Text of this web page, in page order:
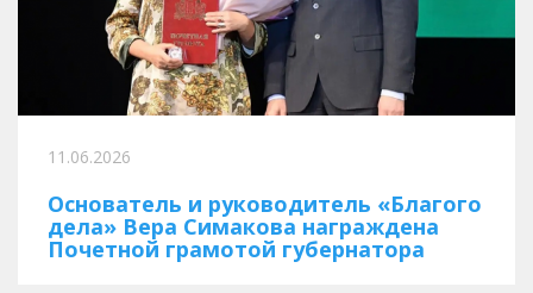
11.06.2026
Основатель и руководитель «Благого
дела» Вера Симакова награждена
Почетной грамотой губернатора